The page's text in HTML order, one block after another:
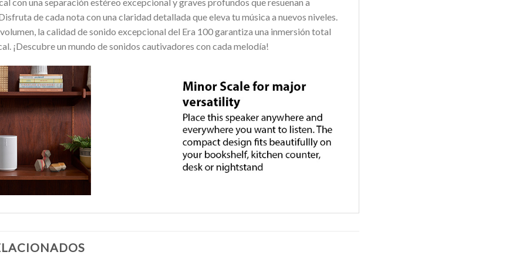
con una separación estéreo excepcional y graves profundos que resuenan a
de cada nota con una claridad detallada que eleva tu música a nuevos niveles.
la calidad de sonido excepcional del Era 100 garantiza una inmersión total
¡Descubre un mundo de sonidos cautivadores con cada melodía!